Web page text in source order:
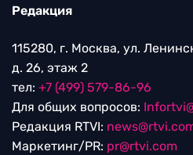
Редакция
115280, г. Москва, ул.
д. 26, этаж 2
тел: +7 (499) 579-86-96
Для общих вопросов:
Редакция RTVI:
Маркетинг/PR: pr@rtvi.com